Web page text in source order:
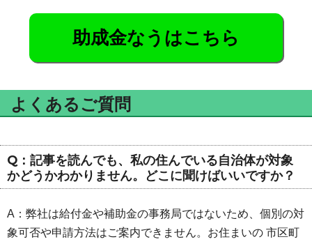
助成金なうはこちら
よくあるご質問
Q：記事を読んでも、私の住んでいる自治体が対象
かどうかわかりません。どこに聞けばいいですか？
A：弊社は給付金や補助金の事務局ではないため、個別の対
象可否や申請方法はご案内できません。お住まいの 市区町